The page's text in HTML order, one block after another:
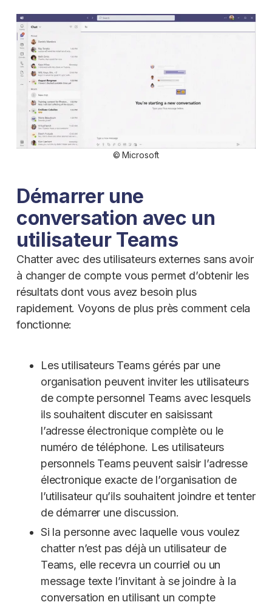
© Microsoft
Démarrer une
conversation avec un
utilisateur Teams
Chatter avec des utilisateurs externes sans avoir
à changer de compte vous permet d’obtenir les
résultats dont vous avez besoin plus
rapidement. Voyons de plus près comment cela
fonctionne:
Les utilisateurs Teams gérés par une
organisation peuvent inviter les utilisateurs
de compte personnel Teams avec lesquels
ils souhaitent discuter en saisissant
l’adresse électronique complète ou le
numéro de téléphone. Les utilisateurs
personnels Teams peuvent saisir l’adresse
électronique exacte de l’organisation de
l’utilisateur qu’ils souhaitent joindre et tenter
de démarrer une discussion.
Si la personne avec laquelle vous voulez
chatter n’est pas déjà un utilisateur de
Teams, elle recevra un courriel ou un
message texte l’invitant à se joindre à la
conversation en utilisant un compte